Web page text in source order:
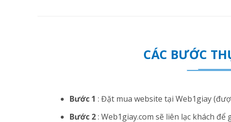
CÁC BƯỚC
Bước 1 : Đặt mua website tại Web1giay
Bước 2: Web1giay.com sẽ liên lạc khách